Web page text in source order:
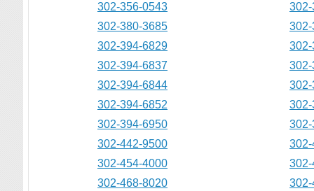
302-356-0543
302-380-3685
302-394-6829
302-394-6837
302-394-6844
302-394-6852
302-394-6950
302-442-9500
302-454-4000
302-468-8020